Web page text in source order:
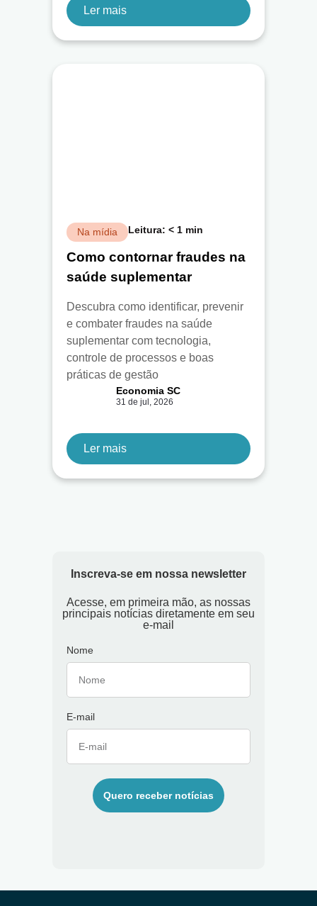
Ler mais
Na mídia Leitura: < 1 min
Como contornar fraudes na
saúde suplementar
Descubra como identificar, prevenir
e combater fraudes na saúde
suplementar com tecnologia,
controle de processos e boas
práticas de gestão
Economia SC
31 de jul, 2026
Ler mais
Inscreva-se em nossa newsletter
Acesse, em primeira mão, as nossas
principais notícias diretamente em seu
e-mail
Nome
E-mail
Quero receber notícias